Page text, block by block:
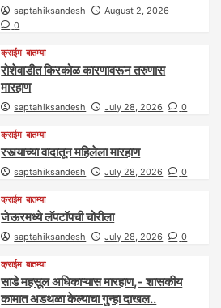
saptahiksandesh
August 2, 2026
0
क्राईम बातम्या
रोशेवाडीत किरकोळ कारणावरून तरुणास
मारहाण
saptahiksandesh July 28, 2026 0
क्राईम बातम्या
रस्त्याच्या वादातून महिलेला मारहाण
saptahiksandesh July 28, 2026 0
क्राईम बातम्या
जेऊरमध्ये लॅपटॉपची चोरीला
saptahiksandesh July 28, 2026 0
क्राईम बातम्या
साडे महसूल अधिकाऱ्यास मारहाण,- शासकीय
कामात अडथळा केल्याचा गुन्हा दाखल..